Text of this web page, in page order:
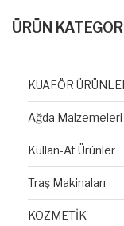
ÜRÜN
KUAFÖR
Ağda Malzemeleri
Kullan-At Ürünler
Traş Makinaları
KOZMETİK